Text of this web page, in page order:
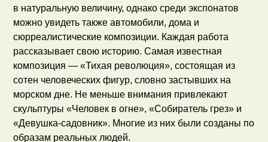
в натуральную величину, однако среди экспонатов
можно увидеть также автомобили, дома и
сюрреалистические композиции. Каждая работа
рассказывает свою историю. Самая известная
композиция — «Тихая революция», состоящая из
сотен человеческих фигур, словно застывших на
морском дне. Не меньше внимания привлекают
скульптуры «Человек в огне», «Собиратель грез» и
«Девушка-садовник». Многие из них были созданы по
образам реальных людей.